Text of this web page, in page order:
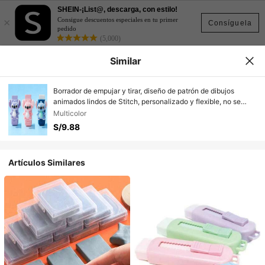
Consíguela
×
SHEIN-¡List@, descarga, con estilo!
Consigue descuentos especiales en tu primer
pedido
(5,000)
Similar
Borrador de empujar y tirar, diseño de patrón de dibujos
animados lindos de Stitch, personalizado y flexible, no se
rompe fácilmente, no daña el papel al borrar, regalo exquisito,
premio de aprendizaje, esencial para el estudio, la escuela y
la oficina, esencial para la temporada de regreso a clases,
Multicolor
S/9.88
Artículos Similares